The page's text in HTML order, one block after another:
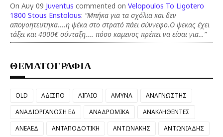
On Αυγ 09 Juventus commented on Velopoulos To Ligotero
1800 Stous Enstolous: “Μπήκα για τα σχόλια και δεν
απογοητευτηκα....η ψέκα στο στρατό πάει σύννεφο.Ο ψεκας έχει
τάξει και 4000€ σύνταξη.... πόσο καμενος πρέπει να είσαι για…”
ΘΕΜΑΤΟΓΡΑΦΙΑ
OLD ΑΔΙΣΠΟ ΑΙΓΑΙΟ ΑΜΥΝΑ
ΑΝΑΓΝΩΣΤΗΣ
ΑΝΑΔΙΟΡΓΑΝΩΣΗ ΕΔ
ΑΝΑΔΡΟΜΙΚΑ
ΑΝΑΚΛΗΘΕΝΤΕΣ
ΑΝΕΑΕΔ
ΑΝΤΑΠΟΔΟΤΙΚΗ ΑΝΤΩΝΑΚΗΣ
ΑΝΤΩΝΙΑΔΗΣ